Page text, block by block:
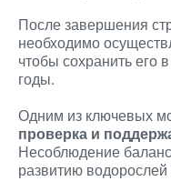
После завершения
необходимо
чтобы сохранить его
годы.
Одним из ключевых
проверка и
Несоблюдение
развитию водорослей